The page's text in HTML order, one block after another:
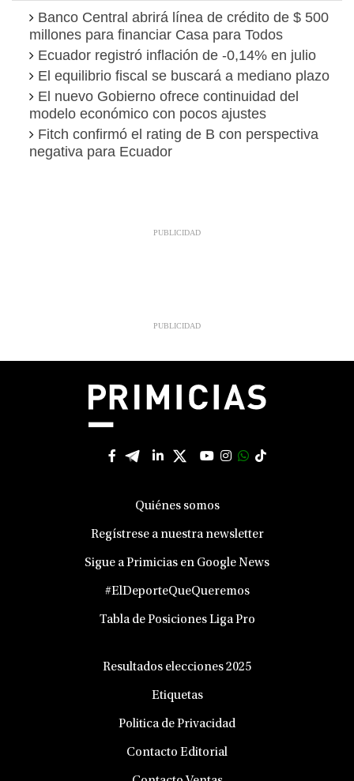
Banco Central abrirá línea de crédito de $ 500
millones para financiar Casa para Todos
Ecuador registró inflación de -0,14% en julio
El equilibrio fiscal se buscará a mediano plazo
El nuevo Gobierno ofrece continuidad del
modelo económico con pocos ajustes
Fitch confirmó el rating de B con perspectiva
negativa para Ecuador
Quiénes somos
Regístrese a nuestra newsletter
Sigue a Primicias en Google News
#ElDeporteQueQueremos
Tabla de Posiciones Liga Pro
Resultados elecciones 2025
Etiquetas
Politica de Privacidad
Contacto Editorial